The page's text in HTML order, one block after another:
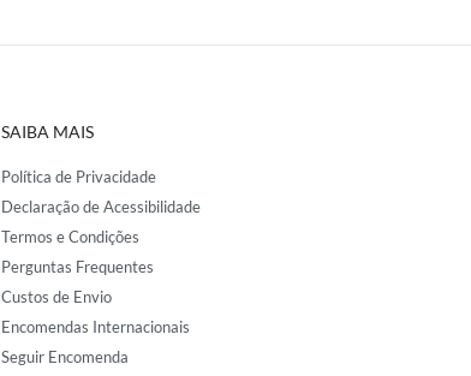
SAIBA MAIS
Política de Privacidade
Declaração de Acessibilidade
Termos e Condições
Perguntas Frequentes
Custos de Envio
Encomendas Internacionais
Seguir Encomenda